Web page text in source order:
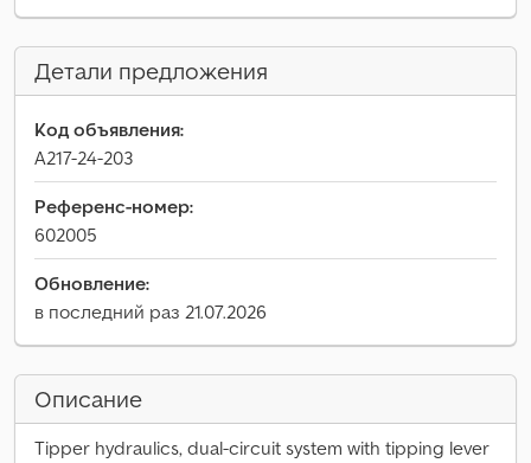
Детали предложения
Код объявления:
A217-24-203
Референс-номер:
602005
Обновление:
в последний раз 21.07.2026
Описание
Tipper hydraulics, dual-circuit system with tipping lever